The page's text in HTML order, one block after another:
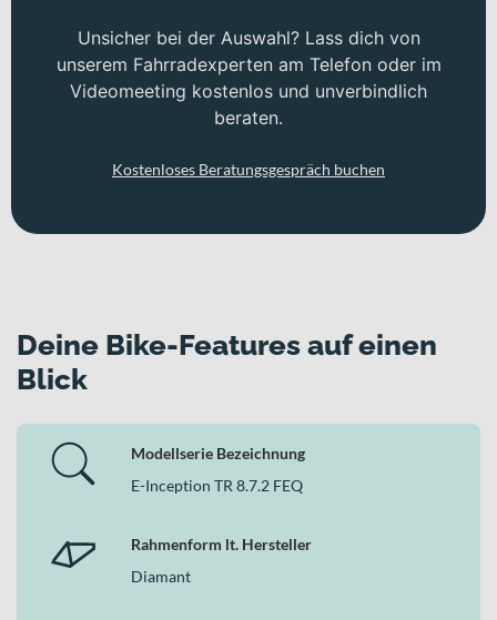
Unsicher bei der Auswahl? Lass dich von
unserem Fahrradexperten am Telefon oder im
Videomeeting kostenlos und unverbindlich
beraten.
Kostenloses Beratungsgespräch buchen
Deine Bike-Features auf einen
Blick
Modellserie Bezeichnung
E-Inception TR 8.7.2 FEQ
Rahmenform lt. Hersteller
Diamant